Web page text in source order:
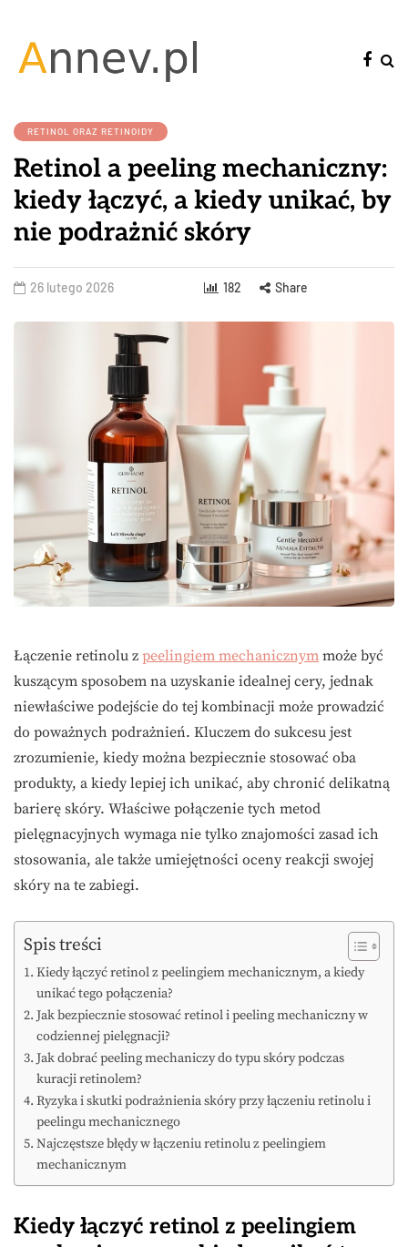
RETINOL ORAZ RETINOIDY
Retinol a peeling mechaniczny:
kiedy łączyć, a kiedy unikać, by
nie podrażnić skóry
26 lutego 2026 182 Share
Łączenie retinolu z peelingiem mechanicznym może być
kuszącym sposobem na uzyskanie idealnej cery, jednak
niewłaściwe podejście do tej kombinacji może prowadzić
do poważnych podrażnień. Kluczem do sukcesu jest
zrozumienie, kiedy można bezpiecznie stosować oba
produkty, a kiedy lepiej ich unikać, aby chronić delikatną
barierę skóry. Właściwe połączenie tych metod
pielęgnacyjnych wymaga nie tylko znajomości zasad ich
stosowania, ale także umiejętności oceny reakcji swojej
skóry na te zabiegi.
Spis treści
Kiedy łączyć retinol z peelingiem mechanicznym, a kiedy
unikać tego połączenia?
Jak bezpiecznie stosować retinol i peeling mechaniczny w
codziennej pielęgnacji?
Jak dobrać peeling mechaniczy do typu skóry podczas
kuracji retinolem?
Ryzyka i skutki podrażnienia skóry przy łączeniu retinolu i
peelingu mechanicznego
Najczęstsze błędy w łączeniu retinolu z peelingiem
mechanicznym
Kiedy łączyć retinol z peelingiem